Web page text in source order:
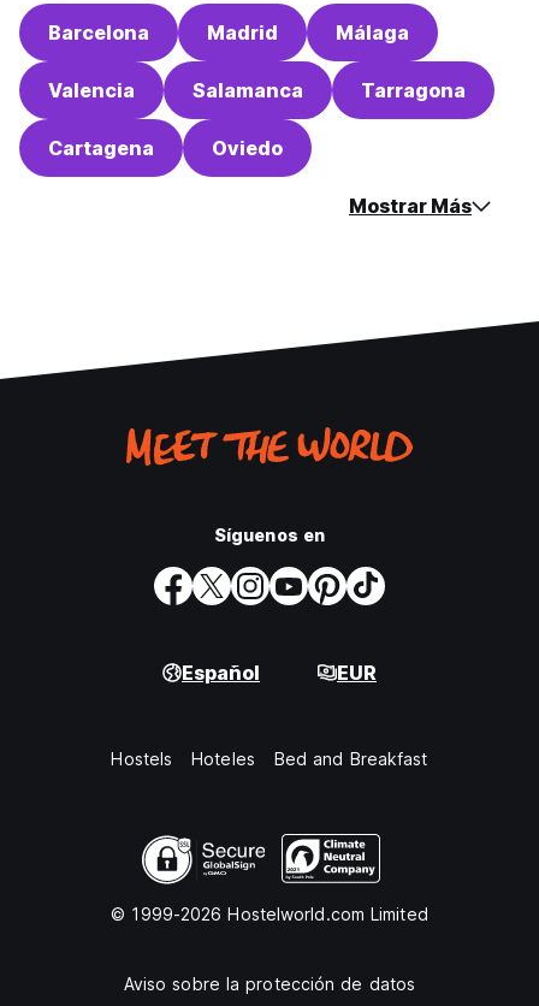
Barcelona Madrid Málaga
Valencia Salamanca Tarragona
Cartagena Oviedo
Mostrar Más
Síguenos en
Español EUR
Hostels Hoteles Bed and Breakfast
© 1999-2026 Hostelworld.com Limited
Aviso sobre la protección de datos